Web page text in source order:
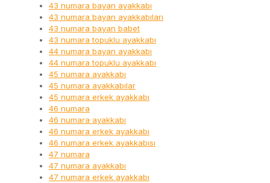
43 numara bayan ayakkabı
43 numara bayan ayakkabıları
43 numara bayan babet
43 numara topuklu ayakkabı
44 numara bayan ayakkabı
44 numara topuklu ayakkabı
45 numara ayakkabı
45 numara ayakkabılar
45 numara erkek ayakkabı
46 numara
46 numara ayakkabı
46 numara erkek ayakkabı
46 numara erkek ayakkabısı
47 numara
47 numara ayakkabı
47 numara erkek ayakkabı